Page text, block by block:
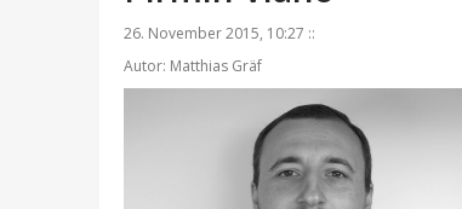
26. November 2015, 10:27 ::
Autor: Matthias Gräf